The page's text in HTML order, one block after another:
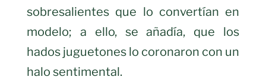
sobresalientes que lo convertían en
modelo; a ello, se añadía, que los
hados juguetones lo coronaron con un
halo sentimental.